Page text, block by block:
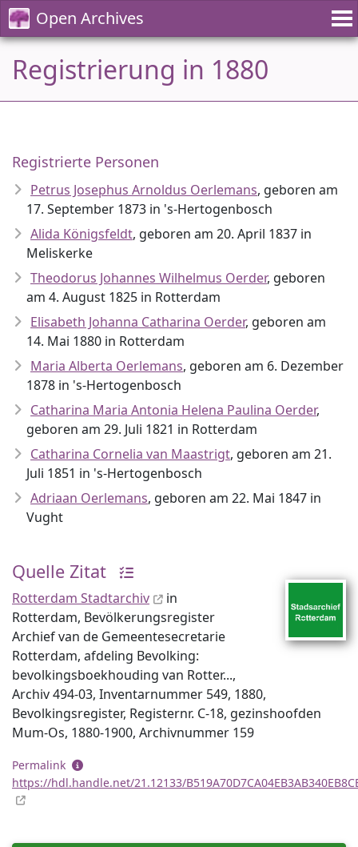
Open Archives
Registrierung in 1880
Registrierte Personen
Petrus Josephus Arnoldus Oerlemans, geboren am
17. September 1873 in 's-Hertogenbosch
Alida Königsfeldt, geboren am 20. April 1837 in
Meliskerke
Theodorus Johannes Wilhelmus Oerder, geboren
am 4. August 1825 in Rotterdam
Elisabeth Johanna Catharina Oerder, geboren am
14. Mai 1880 in Rotterdam
Maria Alberta Oerlemans, geboren am 6. Dezember
1878 in 's-Hertogenbosch
Catharina Maria Antonia Helena Paulina Oerder,
geboren am 29. Juli 1821 in Rotterdam
Catharina Cornelia van Maastrigt, geboren am 21.
Juli 1851 in 's-Hertogenbosch
Adriaan Oerlemans, geboren am 22. Mai 1847 in
Vught
Quelle Zitat
Rotterdam Stadtarchiv
in
Rotterdam, Bevölkerungsregister
Archief van de Gemeentesecretarie
Rotterdam, afdeling Bevolking:
bevolkingsboekhouding van Rotter...,
Archiv 494-03, Inventar­nummer 549, 1880,
Bevolkingsregister, Registernr. C-18, gezinshoofden
Mum-Os, 1880-1900, Archiv­nummer 159
Permalink
https://hdl.handle.net/21.12133/